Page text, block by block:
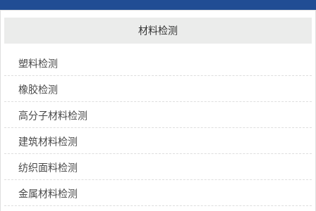
材料检测
塑料检测
橡胶检测
高分子材料检测
建筑材料检测
纺织面料检测
金属材料检测